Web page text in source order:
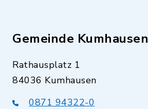
Gemeinde Kumhausen
Rathausplatz 1
84036 Kumhausen
0871 94322-0